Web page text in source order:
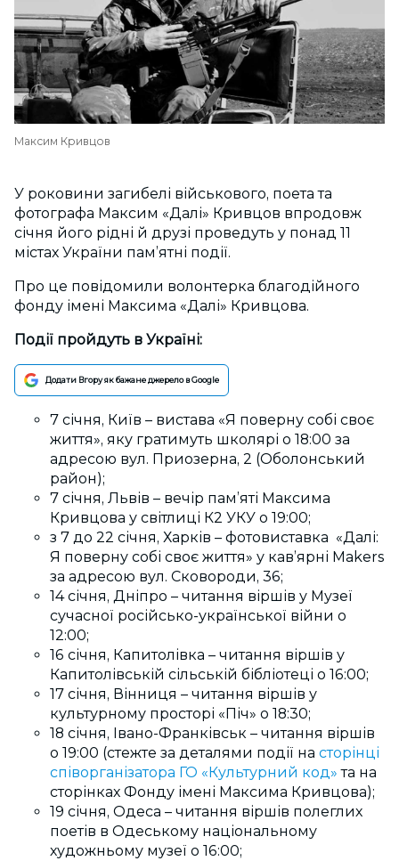
Максим Кривцов
У роковини загибелі військового, поета та
фотографа Максим «Далі» Кривцов впродовж
січня його рідні й друзі проведуть у понад 11
містах України пам’ятні події.
Про це повідомили волонтерка благодійного
фонду імені Максима «Далі» Кривцова.
Події пройдуть в Україні:
Додати Вгору як бажане джерело в Google
7 січня, Київ – вистава «Я поверну собі своє
життя», яку гратимуть школярі о 18:00 за
адресою вул. Приозерна, 2 (Оболонський
район);
7 січня, Львів – вечір пам’яті Максима
Кривцова у світлиці К2 УКУ о 19:00;
з 7 до 22 січня, Харків – фотовиставка «Далі:
Я поверну собі своє життя» у кавʼярні Makers
за адресою вул. Сковороди, 36;
14 січня, Дніпро – читання віршів у Музеї
сучасної російсько-української війни о
12:00;
16 січня, Капитолівка – читання віршів у
Капитолівській сільській бібліотеці о 16:00;
17 січня, Вінниця – читання віршів у
культурному просторі «Піч» о 18:30;
18 січня, Івано-Франківськ – читання віршів
о 19:00 (стежте за деталями події на сторінці
співорганізатора ГО «Культурний код» та на
сторінках Фонду імені Максима Кривцова);
19 січня, Одеса – читання віршів полеглих
поетів в Одеському національному
художньому музеї о 16:00;